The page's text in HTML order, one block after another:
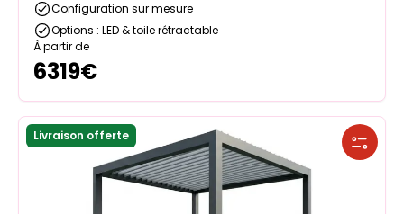
Configuration sur mesure
Options : LED & toile rétractable
À partir de
6319€
Livraison offerte